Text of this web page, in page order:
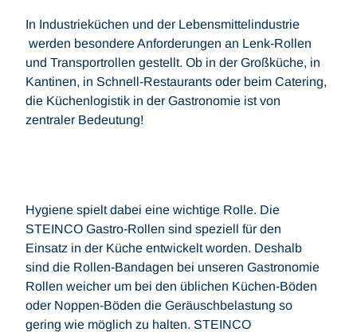
In Industrieküchen und der Lebensmittelindustrie
werden besondere Anforderungen an Lenk-Rollen
und Transportrollen gestellt. Ob in der Großküche, in
Kantinen, in Schnell-Restaurants oder beim Catering,
die Küchenlogistik in der Gastronomie ist von
zentraler Bedeutung!
Hygiene spielt dabei eine wichtige Rolle. Die
STEINCO Gastro-Rollen sind speziell für den
Einsatz in der Küche entwickelt worden. Deshalb
sind die Rollen-Bandagen bei unseren Gastronomie
Rollen weicher um bei den üblichen Küchen-Böden
oder Noppen-Böden die Geräuschbelastung so
gering wie möglich zu halten. STEINCO